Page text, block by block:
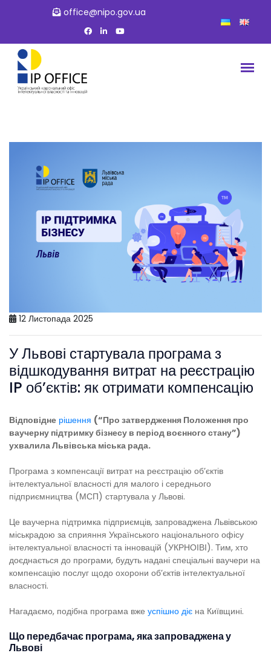
office@nipo.gov.ua
12 Листопада 2025
У Львові стартувала програма з
відшкодування витрат на реєстрацію
IP об’єктів: як отримати компенсацію
Відповідне рішення (“Про затвердження Положення про
ваучерну підтримку бізнесу в період воєнного стану”)
ухвалила Львівська міська рада.
Програма з компенсації витрат на реєстрацію обʼєктів
інтелектуальної власності для малого і середнього
підприємництва (МСП) стартувала у Львові.
Це ваучерна підтримка підприємців, запроваджена Львівською
міськрадою за сприяння Українського національного офісу
інтелектуальної власності та інновацій (УКРНОІВІ). Тим, хто
доєднається до програми, будуть надані спеціальні ваучери на
компенсацію послуг щодо охорони об’єктів інтелектуальної
власності.
Нагадаємо, подібна програма вже успішно діє на Київщині.
Що передбачає програма, яка запроваджена у
Львові